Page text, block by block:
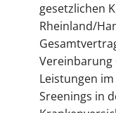
gesetzlichen
Rheinland/
Vereinbarung
Leistungen
Sreenings in